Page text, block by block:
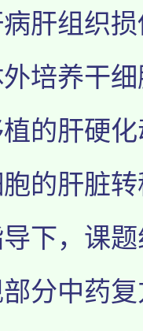
肝组织
培养干
的肝硬
的肝脏
下，课
分中药